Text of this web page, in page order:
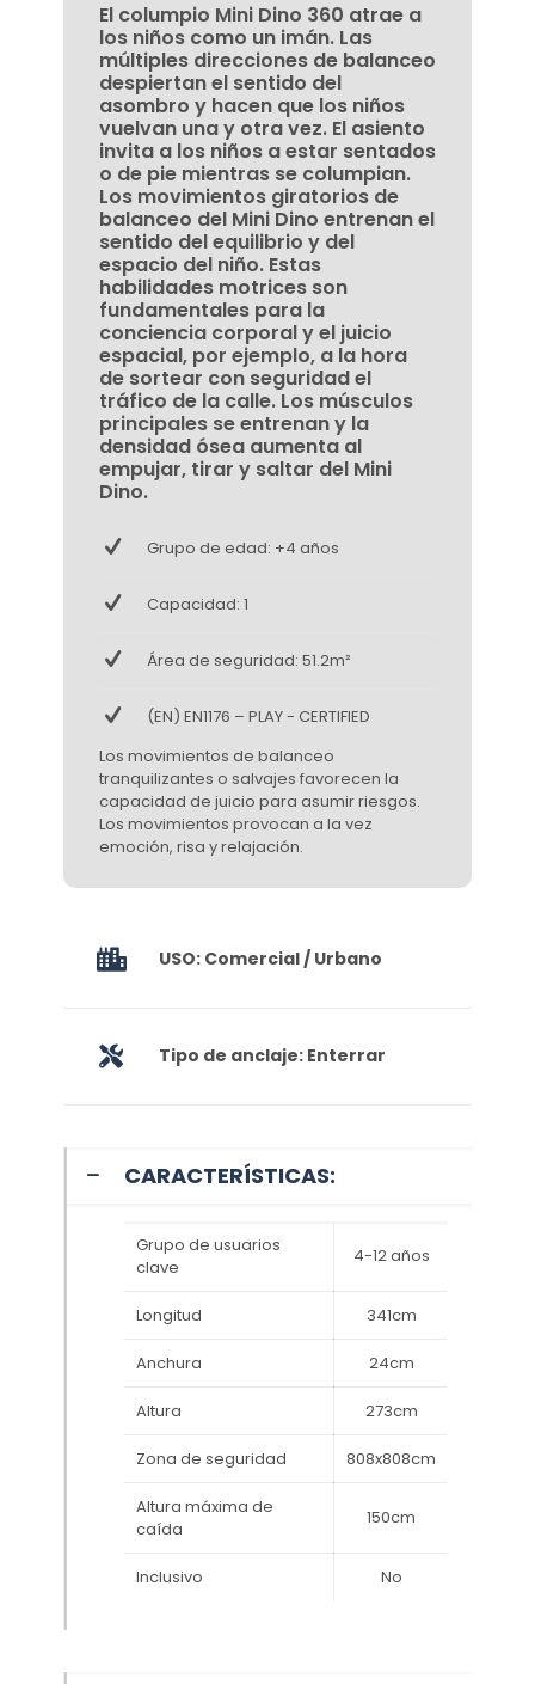
El columpio Mini Dino 360 atrae a
los niños como un imán. Las
múltiples direcciones de balanceo
despiertan el sentido del
asombro y hacen que los niños
vuelvan una y otra vez. El asiento
invita a los niños a estar sentados
o de pie mientras se columpian.
Los movimientos giratorios de
balanceo del Mini Dino entrenan el
sentido del equilibrio y del
espacio del niño. Estas
habilidades motrices son
fundamentales para la
conciencia corporal y el juicio
espacial, por ejemplo, a la hora
de sortear con seguridad el
tráfico de la calle. Los músculos
principales se entrenan y la
densidad ósea aumenta al
empujar, tirar y saltar del Mini
Dino.
Grupo de edad: +4 años
Capacidad: 1
Área de seguridad: 51.2m²
(EN) EN1176 – PLAY - CERTIFIED
Los movimientos de balanceo
tranquilizantes o salvajes favorecen la
capacidad de juicio para asumir riesgos.
Los movimientos provocan a la vez
emoción, risa y relajación.
USO: Comercial / Urbano
Tipo de anclaje: Enterrar
CARACTERÍSTICAS:
Grupo de usuarios
clave
4-12 años
Longitud 341cm
Anchura 24cm
Altura 273cm
Zona de seguridad 808x808cm
Altura máxima de
caída
150cm
Inclusivo No